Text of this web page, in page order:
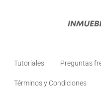
Tutoriales Preguntas
Términos y Condiciones